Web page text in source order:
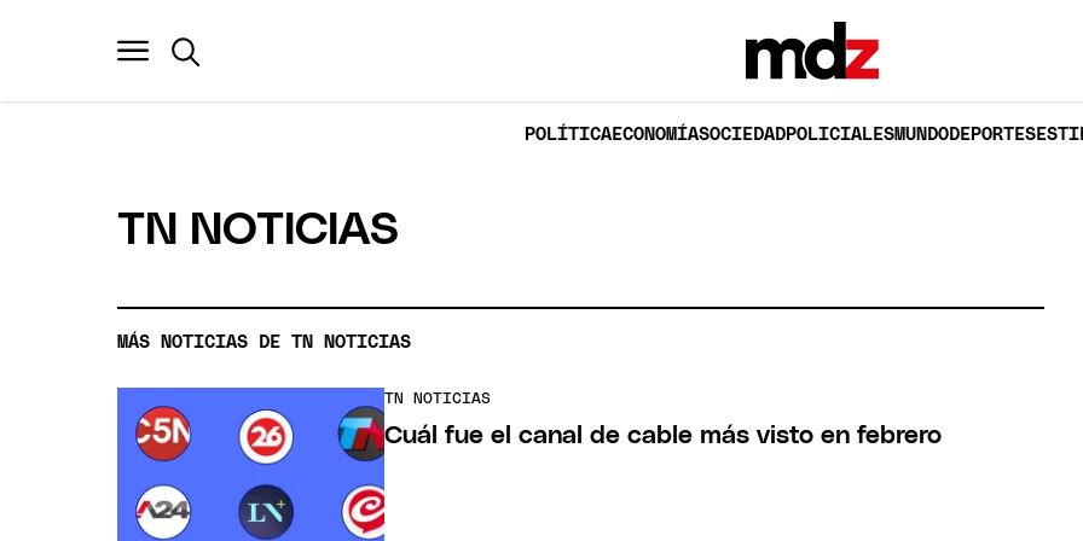
POLÍTICAECONOMÍASOCIEDADPOLICIALESMUNDODEPORTES
TN NOTICIAS
MÁS NOTICIAS DE TN NOTICIAS
TN NOTICIAS
Cuál fue el canal de cable más visto en febrero